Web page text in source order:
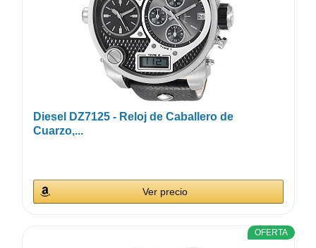
Diesel DZ7125 - Reloj de Caballero de
Cuarzo,...
Ver precio
OFERTA